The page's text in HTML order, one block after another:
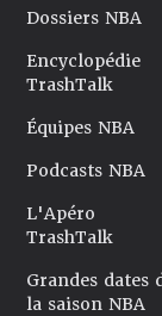
Dossiers NBA
Encyclopédie
TrashTalk
Équipes NBA
Podcasts NBA
L'Apéro
TrashTalk
Grandes dates
la saison NBA